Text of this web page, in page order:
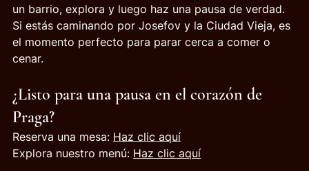
un barrio, explora y luego haz una pausa de verdad.
Si estás caminando por Josefov y la Ciudad Vieja, es
el momento perfecto para parar cerca a comer o
cenar.
¿Listo para una pausa en el corazón de
Praga?
Reserva una mesa: Haz clic aquí
Explora nuestro menú: Haz clic aquí